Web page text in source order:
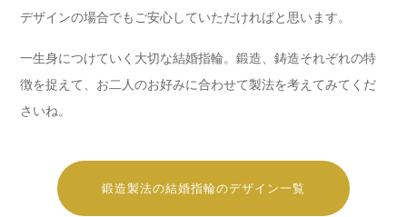
デザインの場合でもご安心していただければと思います。
一生身につけていく大切な結婚指輪。鍛造、鋳造それぞれの特
徴を捉えて、お二人のお好みに合わせて製法を考えてみてくだ
さいね。
鍛造製法の結婚指輪のデザイン一覧